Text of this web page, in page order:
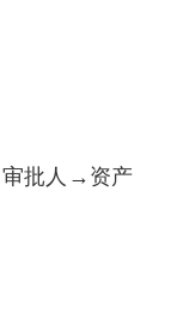
审批人→资产